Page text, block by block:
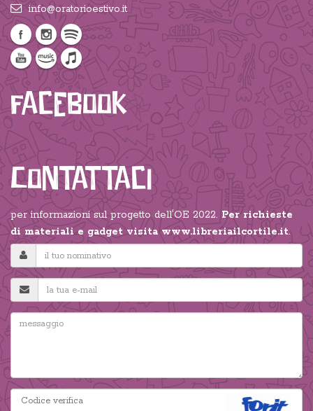
info@oratorioestivo.it
Facebook
Contattaci
per informazioni sul progetto dell'OE 2022. Per richieste
di materiali e gadget visita www.libreriailcortile.it.